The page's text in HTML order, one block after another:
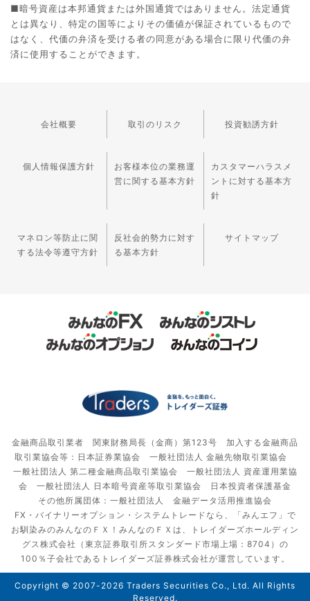
■暗号資産は本邦通貨または外国通貨ではありません。法定通貨
とは異なり、特定の国等によりその価値が保証されているもので
はなく、代価の弁済を受ける者の同意がある場合に限り代価の弁
済に使用することができます。
会社概要 取引のリスク 投資勧誘方針
個人情報保護方針
お客様本位の業務運
営に関する基本方針
カスタマーハラスメ
ントに対する基本方
針
マネロン等防止に関
する法令等遵守方針
反社会的勢力に対す
る基本方針
サイトマップ
金融商品取引業者 関東財務局長（金商）第123号 加入する金融商品
取引業協会等：日本証券業協会 一般社団法人 金融先物取引業協会
一般社団法人 第二種金融商品取引業協会 一般社団法人 資産運用業協
会 一般社団法人 日本暗号資産等取引業協会 日本投資者保護基金
その他所属団体：一般社団法人 金融データ活用推進協会
FX・バイナリーオプション・システムトレードなら、「みんエフ」で
お馴染みのみんなのＦＸ！みんなのＦＸは、トレイダーズホールディン
グス株式会社（東京証券取引所スタンダード市場上場：8704）の
100％子会社であるトレイダーズ証券株式会社が運営しています。
Copyright © 2007-2026 Traders Securities Co., Ltd. All Rights
Reserved.